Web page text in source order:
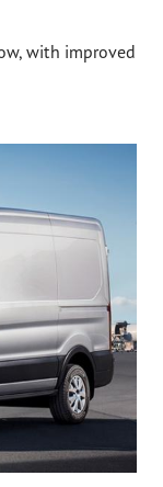
with improved